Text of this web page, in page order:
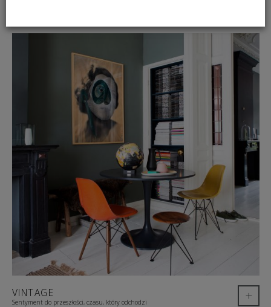
VINTAGE
Sentyment do przeszłości, czasu, który odchodzi +